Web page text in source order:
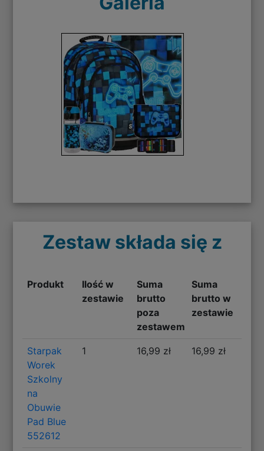
Zestaw składa się z
Produkt
Ilość w
zestawie
Suma
brutto
poza
zestawem
Suma
brutto w
zestawie
Starpak
Worek
Szkolny
na
Obuwie
Pad Blue
552612
1 16,99 zł 16,99 zł